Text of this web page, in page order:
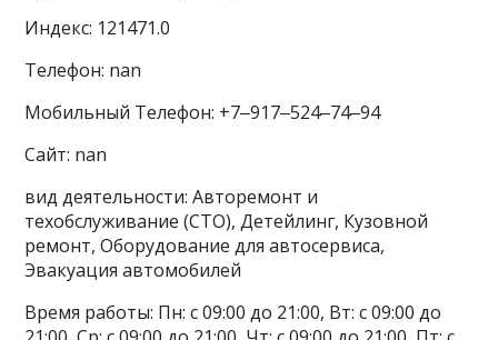
Индекс: 121471.0
Телефон: nan
Мобильный Телефон: +7‒917‒524‒74‒94
Сайт: nan
вид деятельности: Авторемонт и
техобслуживание (СТО), Детейлинг, Кузовной
ремонт, Оборудование для автосервиса,
Эвакуация автомобилей
Время работы: Пн: с 09:00 до 21:00, Вт: с 09:00 до